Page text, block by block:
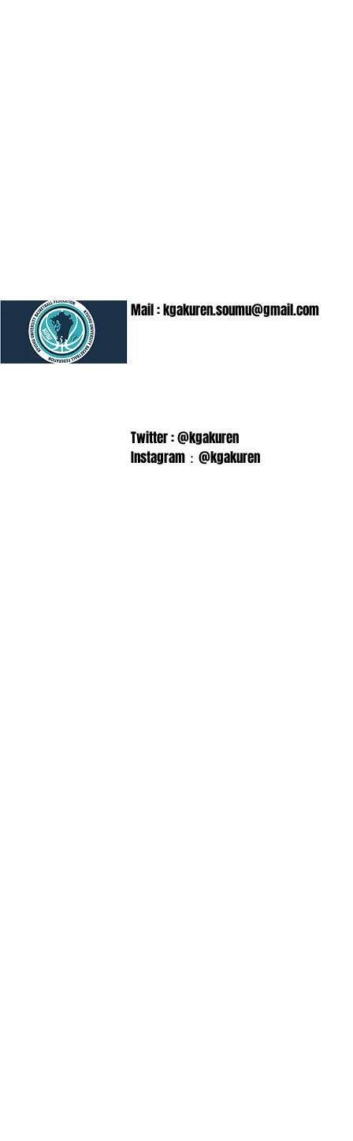
Mail :kgakuren.soumu@gmail.com
Twitter : @kgakuren
Instagram：@kgakuren